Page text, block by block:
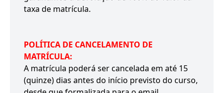
taxa de matrícula.
POLÍTICA DE CANCELAMENTO DE
MATRÍCULA:
A matrícula poderá ser cancelada em até 15
(quinze) dias antes do início previsto do curso,